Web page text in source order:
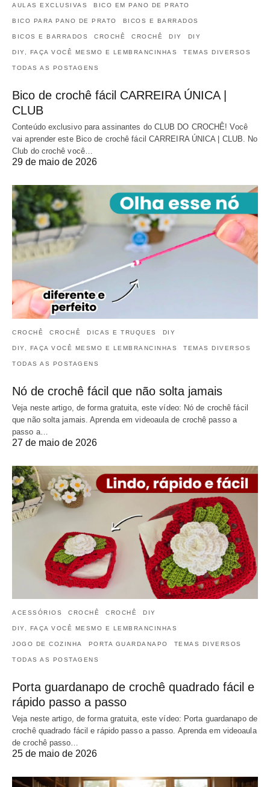
AULAS EXCLUSIVAS BICO EM PANO DE PRATO
BICO PARA PANO DE PRATO BICOS E BARRADOS
BICOS E BARRADOS CROCHÊ CROCHÊ DIY DIY
DIY, FAÇA VOCÊ MESMO E LEMBRANCINHAS TEMAS DIVERSOS
TODAS AS POSTAGENS
Bico de crochê fácil CARREIRA ÚNICA |
CLUB
Conteúdo exclusivo para assinantes do CLUB DO CROCHÊ! Você
vai aprender este Bico de crochê fácil CARREIRA ÚNICA | CLUB. No
Club do crochê você…
29 de maio de 2026
CROCHÊ CROCHÊ DICAS E TRUQUES DIY
DIY, FAÇA VOCÊ MESMO E LEMBRANCINHAS TEMAS DIVERSOS
TODAS AS POSTAGENS
Nó de crochê fácil que não solta jamais
Veja neste artigo, de forma gratuita, este vídeo: Nó de crochê fácil
que não solta jamais. Aprenda em videoaula de crochê passo a
passo a…
27 de maio de 2026
ACESSÓRIOS CROCHÊ CROCHÊ DIY
DIY, FAÇA VOCÊ MESMO E LEMBRANCINHAS
JOGO DE COZINHA PORTA GUARDANAPO TEMAS DIVERSOS
TODAS AS POSTAGENS
Porta guardanapo de crochê quadrado fácil e
rápido passo a passo
Veja neste artigo, de forma gratuita, este vídeo: Porta guardanapo de
crochê quadrado fácil e rápido passo a passo. Aprenda em videoaula
de crochê passo…
25 de maio de 2026